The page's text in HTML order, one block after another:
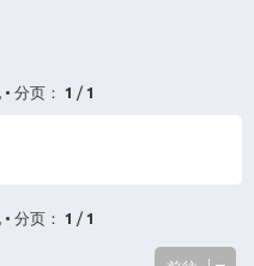
分页： 1 / 1
分页： 1 / 1